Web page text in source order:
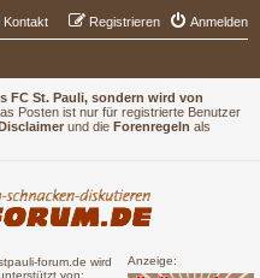
FC St. Pauli, sondern wird von
Posten ist nur für registrierte Benutzer
und die Forenregeln als
forum.de wird
von:
Anzeige:
Kontakt Anmelden
Registrieren